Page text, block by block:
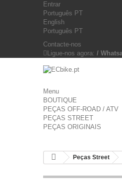
Entrar
Português PT
English
Português PT
Contacte-nos
Ligue-nos agora: /
Menu
BOUTIQUE
PEÇAS OFF-ROAD / ATV
PEÇAS STREET
PEÇAS ORIGINAIS
Peças Street